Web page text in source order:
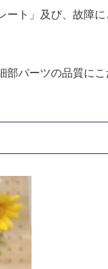
ート」及び、故障
部パーツの品質に